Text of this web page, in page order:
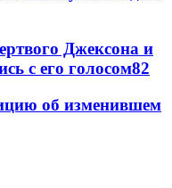
Джексона и
с его голосом82
об изменившем